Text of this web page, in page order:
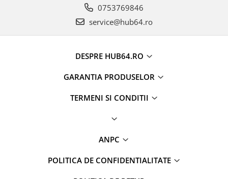
0753769846
service@hub64.ro
DESPRE HUB64.RO
GARANTIA PRODUSELOR
TERMENI SI CONDITII
ANPC
POLITICA DE CONFIDENTIALITATE